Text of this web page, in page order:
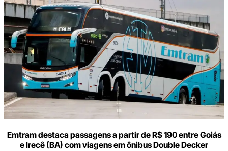
Emtram destaca passagens a partir de R$ 190 entre Goiás
e Irecê (BA) com viagens em ônibus Double Decker